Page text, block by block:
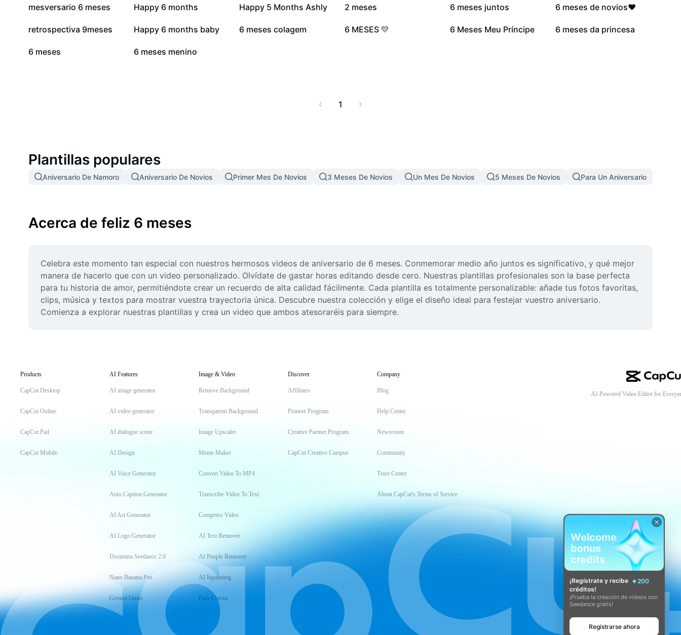
11,7 mil
mesversario 6 meses 9,8 mil
Happy 6 months 7,7 mil
Happy 5 Months Ashly 6,9 mil
2 meses 6,1 mil
6 meses juntos 6,1 mil
6 meses de novios❤️
6 mil
retrospectiva 9meses 4,6 mil
Happy 6 months baby 3,1 mil
6 meses colagem 1,5 mil
6 MESES 💛 1,1 mil
6 Meses Meu Príncipe 90
6 meses da princesa
59
6 meses 32
6 meses menino
1
Plantillas populares
Aniversario De Namoro Aniversario De Novios Primer Mes De Novios 3 Meses De Novios Un Mes De Novios 5 Meses De Novios Para Un Aniversario
Acerca de feliz 6 meses
Celebra este momento tan especial con nuestros hermosos videos de aniversario de 6 meses. Conmemorar medio año juntos es significativo, y qué mejor
manera de hacerlo que con un video personalizado. Olvídate de gastar horas editando desde cero. Nuestras plantillas profesionales son la base perfecta
para tu historia de amor, permitiéndote crear un recuerdo de alta calidad fácilmente. Cada plantilla es totalmente personalizable: añade tus fotos favoritas,
clips, música y textos para mostrar vuestra trayectoria única. Descubre nuestra colección y elige el diseño ideal para festejar vuestro aniversario.
Comienza a explorar nuestras plantillas y crea un video que ambos atesoraréis para siempre.
Products
CapCut Desktop
CapCut Online
CapCut Pad
CapCut Mobile
AI Features
AI image generator
AI video generator
AI dialogue scene
AI Design
AI Voice Generator
Auto Caption Generator
AI Art Generator
AI Logo Generator
Dreamina Seedance 2.0
Nano Banana Pro
Gemini Omni
Image & Video
Remove Background
Transparent Background
Image Upscaler
Meme Maker
Convert Video To MP4
Transcribe Video To Text
Compress Video
AI Text Remover
AI People Remover
AI Inpainting
Face Cutout
Discover
Affiliates
Pioneer Program
Creative Partner Program
CapCut Creative Campus
Company
Blog
Help Center
Newsroom
Community
Trust Center
About CapCut's Terms of Service
AI-Powered Video Editor for
Welcome
bonus
credits
¡Regístrate y recibe
200
créditos!
¡Prueba la creación de videos con
Seedance gratis!
Registrarse ahora